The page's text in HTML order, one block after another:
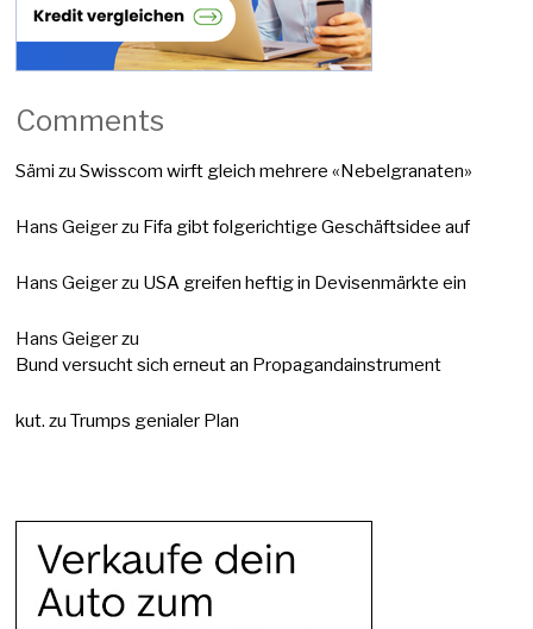
Comments
Sämi zuSwisscom wirft gleich mehrere «Nebelgranaten»
Hans Geigerzu Fifa gibt folgerichtige Geschäftsidee auf
Hans Geigerzu USA greifen heftig in Devisenmärkte ein
Hans Geigerzu
Bund versucht sich erneut an Propagandainstrument
kut. zuTrumps genialer Plan